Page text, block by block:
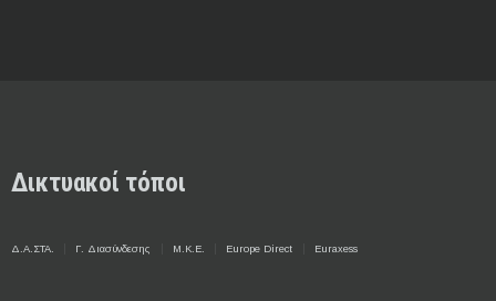
Δικτυακοί τόποι
Δ.Α.ΣΤΑ. Γ. Διασύνδεσης Μ.Κ.Ε. Europe Direct Euraxess